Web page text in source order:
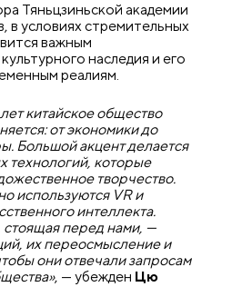
Тяньцзиньской академии
в условиях стремительных
важным
наследия и его
реалиям.
китайское общество
от экономики до
Большой акцент делается
технологий, которые
творчество.
используются VR и
интеллекта.
стоящая перед нами, —
их переосмысление и
они отвечали запросам
, — убежден Цю